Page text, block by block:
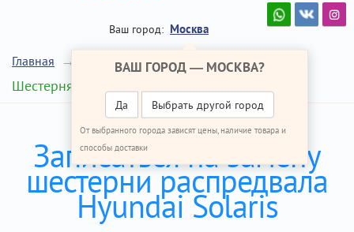
Ваш город: Москва
ВАШ ГОРОД — МОСКВА?
Да Выбрать другой город
От выбранного города зависят цены, наличие товара и
способы доставки
Главная Ремонт Хендай Солярис
Шестерня распредвала
Записаться на замену
шестерни распредвала
Hyundai Solaris